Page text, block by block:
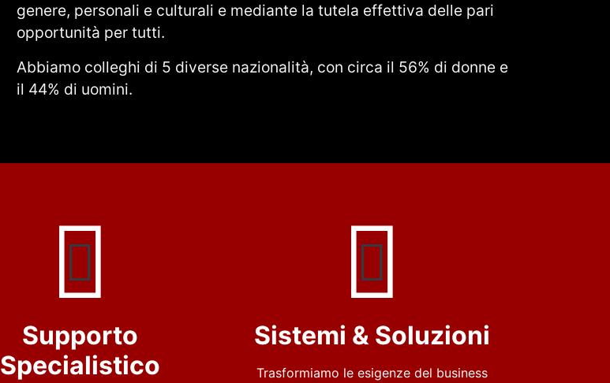
genere, personali e culturali e mediante la tutela effettiva delle pari
opportunità per tutti.
Abbiamo colleghi di 5 diverse nazionalità, con circa il 56% di donne e
il 44% di uomini.
Supporto
Specialistico
Sistemi & Soluzioni
Trasformiamo le esigenze del business